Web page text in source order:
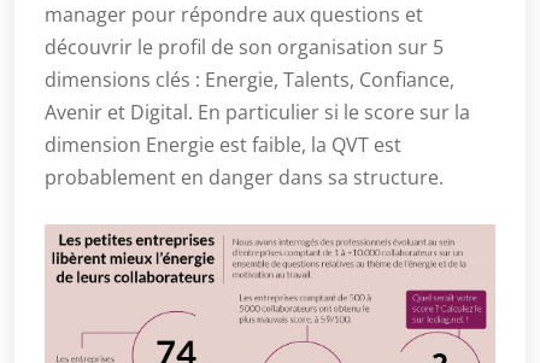
manager pour répondre aux questions et
découvrir le profil de son organisation sur 5
dimensions clés : Energie, Talents, Confiance,
Avenir et Digital. En particulier si le score sur la
dimension Energie est faible, la QVT est
probablement en danger dans sa structure.